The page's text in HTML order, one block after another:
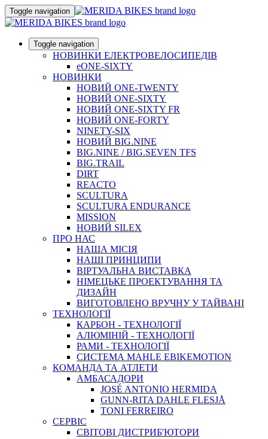
Toggle navigation
Toggle navigation
НОВИНКИ ЕЛЕКТРОВЕЛОСИПЕДІВ
eONE-SIXTY
НОВИНКИ
НОВИЙ ONE-TWENTY
НОВИЙ ONE-SIXTY
НОВИЙ ONE-SIXTY FR
НОВИЙ ONE-FORTY
NINETY-SIX
НОВИЙ BIG.NINE
BIG.NINE / BIG.SEVEN TFS
BIG.TRAIL
DIRT
REACTO
SCULTURA
SCULTURA ENDURANCE
MISSION
НОВИЙ SILEX
ПРО НАС
НАША МICIЯ
НАШI ПРИНЦИПИ
ВIРТУАЛЬНА ВИСТАВКА
НІМЕЦЬКЕ ПРОЕКТУВАННЯ ТА
ДИЗАЙН
ВИГОТОВЛЕНО ВРУЧНУ У ТАЙВАНІ
ТЕХНОЛОГІЇ
КАРБОН - ТЕХНОЛОГІЇ
АЛЮМІНІЙ - ТЕХНОЛОГІЇ
РАМИ - ТЕХНОЛОГІЇ
СИСТЕМА MAHLE EBIKEMOTION
КОМАНДА ТА АТЛЕТИ
АМБАСАДОРИ
JOSÉ ANTONIO HERMIDA
GUNN-RITA DAHLE FLESJÅ
TONI FERREIRO
СЕРВІС
СВІТОВІ ДИСТРИБ'ЮТОРИ